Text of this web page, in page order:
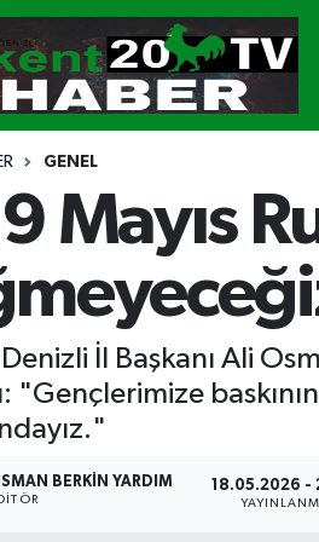
GENEL
Mayıs
İl Başkanı Ali
"Gençlerimize
BERKIN YARDIM 18.05.2026 -
Eczaneler
Vakitleri
Haritası
Durumu ve Fikstür